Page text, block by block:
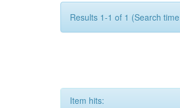
Results 1-1 of 1 (Search
Item hits: